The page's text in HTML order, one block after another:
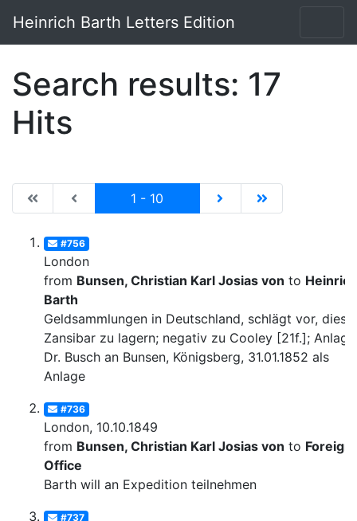
Heinrich Barth Letters Edition
Search results: 17
Hits
|de:Erste Seite|en:First results page|
|de:Vorhergehende Seite|en:Previous results
1 - 10 |de:Nächste
|de:Letzte
#756
London
from Bunsen, Christian Karl Josias von to Heinrich
Barth
Geldsammlungen in Deutschland, schlägt vor, diese
Zansibar zu lagern; negativ zu Cooley [21f.];
Dr. Busch an Bunsen, Königsberg, 31.01.1852 als
Anlage
#736
London, 10.10.1849
from Bunsen, Christian Karl Josias von to Foreign
Office
Barth will an Expedition teilnehmen
#737